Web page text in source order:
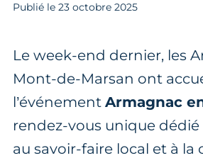
Publié le 23 octobre 2025
Le week-end dernier, les
Mont-de-Marsan ont
l’événement Armagnac
rendez-vous unique dédié
au savoir-faire local et à la